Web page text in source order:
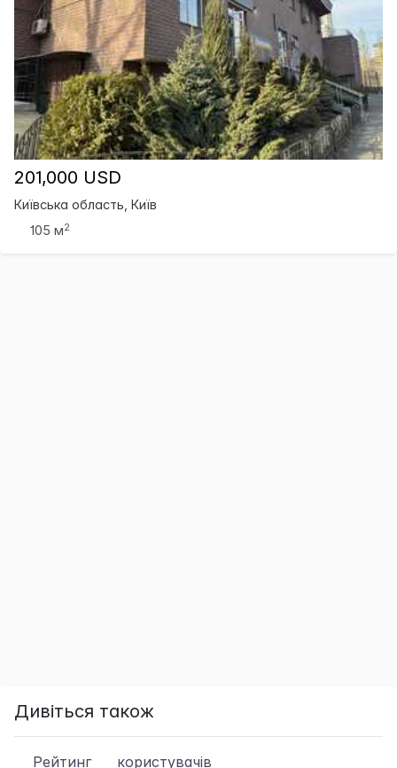
201,000 USD
Київська область, Київ
105 м2
Дивіться також
Рейтинг користувачів